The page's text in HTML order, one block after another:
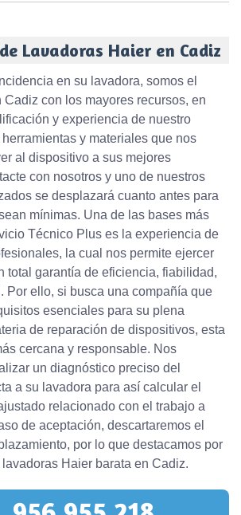
Lavadoras Haier en Cadiz
en su lavadora, somos el
con los mayores recursos, en
y experiencia de nuestro
y materiales que nos
al dispositivo a sus mejores
con nosotros y uno de nuestros
se desplazará cuanto antes para
mínimas. Una de las bases más
Técnico Plus es la experiencia de
la cual nos permite ejercer
total garantía de eficiencia, fiabilidad,
Por ello, si busca una compañía que
esenciales para su plena
de reparación de dispositivos, esta
cercana y responsable. Nos
un diagnóstico preciso del
a su lavadora para así calcular el
relacionado con el trabajo a
de aceptación, descartaremos el
por lo que destacamos por
Haier barata en Cadiz.